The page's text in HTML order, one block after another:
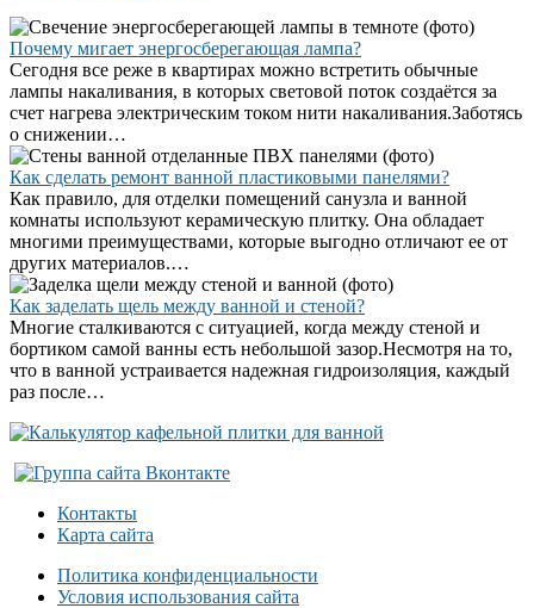
Почему мигает энергосберегающая лампа?
Сегодня все реже в квартирах можно встретить обычные
лампы накаливания, в которых световой поток создаётся за
счет нагрева электрическим током нити накаливания.Заботясь
о снижении…
Как сделать ремонт ванной пластиковыми панелями?
Как правило, для отделки помещений санузла и ванной
комнаты используют керамическую плитку. Она обладает
многими преимуществами, которые выгодно отличают ее от
других материалов.…
Как заделать щель между ванной и стеной?
Многие сталкиваются с ситуацией, когда между стеной и
бортиком самой ванны есть небольшой зазор.Несмотря на то,
что в ванной устраивается надежная гидроизоляция, каждый
раз после…
Контакты
Карта сайта
Политика конфиденциальности
Условия использования сайта